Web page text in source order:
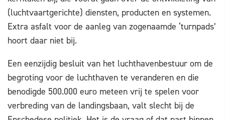
(luchtvaartgerichte) diensten, producten en systemen.
Extra asfalt voor de aanleg van zogenaamde ‘turnpads’
hoort daar niet bij.
Een eenzijdig besluit van het luchthavenbestuur om de
begroting voor de luchthaven te veranderen en die
benodigde 500.000 euro meteen vrij te spelen voor
verbreding van de landingsbaan, valt slecht bij de